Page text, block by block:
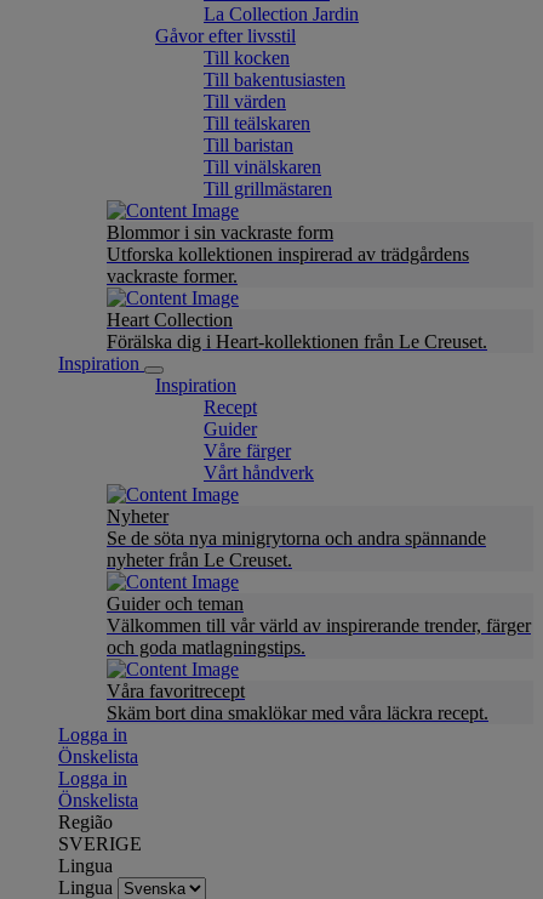
La Collection Jardin
Gåvor efter livsstil
Till kocken
Till bakentusiasten
Till värden
Till teälskaren
Till baristan
Till vinälskaren
Till grillmästaren
Blommor i sin vackraste form
Utforska kollektionen inspirerad av trädgårdens
vackraste former.
Heart Collection
Förälska dig i Heart-kollektionen från Le Creuset.
Inspiration
Inspiration
Recept
Guider
Våre färger
Vårt håndverk
Nyheter
Se de söta nya minigrytorna och andra spännande
nyheter från Le Creuset.
Guider och teman
Välkommen till vår värld av inspirerande trender, färger
och goda matlagningstips.
Våra favoritrecept
Skäm bort dina smaklökar med våra läckra recept.
Logga in
Önskelista
Logga in
Önskelista
Região
SVERIGE
Lingua
Lingua